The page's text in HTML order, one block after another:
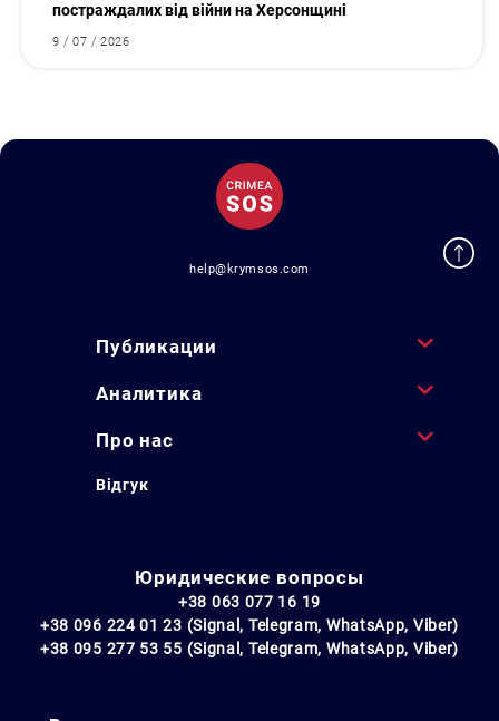
постраждалих від війни на Херсонщині
9 / 07 / 2026
help@krymsos.com
Публикации
Аналитика
Про нас
Відгук
Юридические вопросы
+38 063 077 16 19
+38 096 224 01 23 (Signal, Telegram, WhatsApp, Viber)
+38 095 277 53 55 (Signal, Telegram, WhatsApp, Viber)